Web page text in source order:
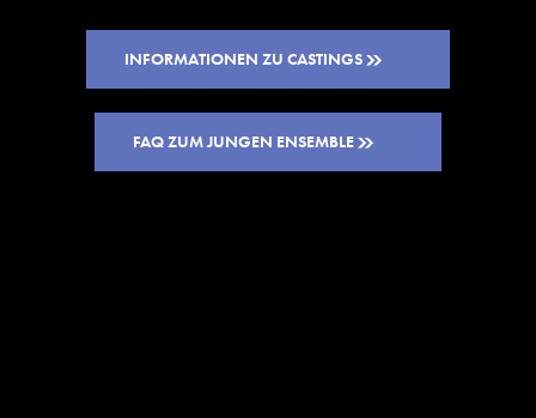
INFORMATIONEN ZU CASTINGS
FAQ ZUM JUNGEN ENSEMBLE